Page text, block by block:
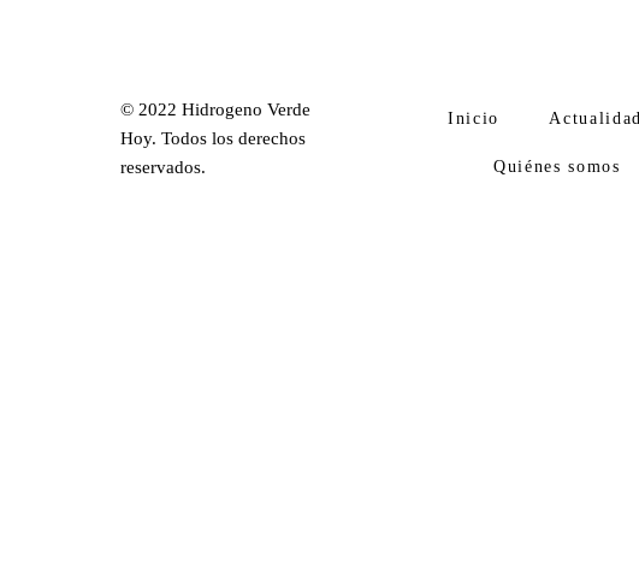
© 2022 Hidrogeno Verde
Hoy. Todos los derechos
reservados.
Inicio Actualidad
Quiénes somos